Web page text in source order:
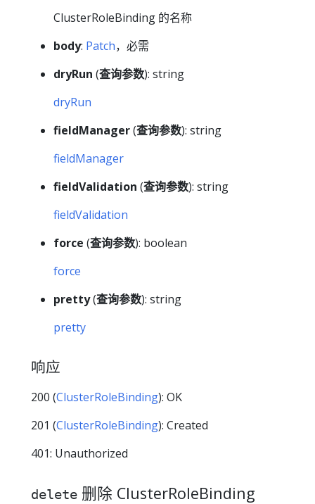
ClusterRoleBinding 的名称
body: Patch，必需
dryRun (查询参数): string
dryRun
fieldManager(查询参数): string
fieldManager
fieldValidation (查询参数): string
fieldValidation
force (查询参数): boolean
force
pretty(查询参数): string
pretty
响应
200 (ClusterRoleBinding): OK
201 (ClusterRoleBinding): Created
401: Unauthorized
delete 删除 ClusterRoleBinding